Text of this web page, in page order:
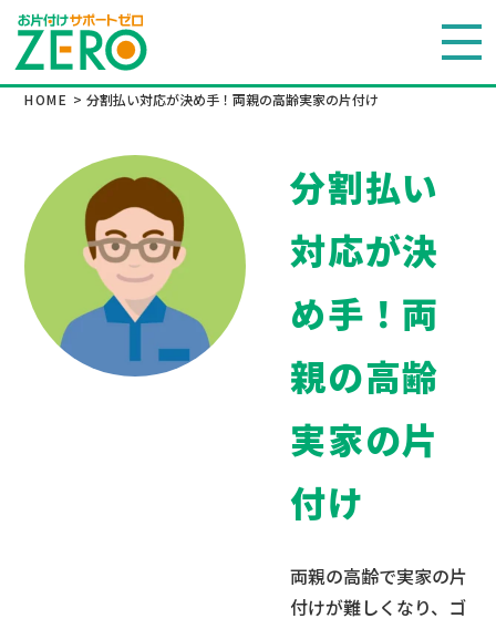
HOME > 分割払い対応が決め手！両親の高齢実家の片付け
分割払い
対応が決
め手！両
親の高齢
実家の片
付け
両親の高齢で実家の片
付けが難しくなり、ゴ